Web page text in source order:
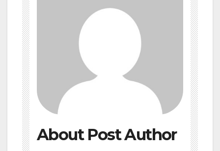
About Post Author